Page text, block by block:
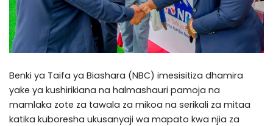
Benki ya Taifa ya Biashara (NBC) imesisitiza dhamira
yake ya kushirikiana na halmashauri pamoja na
mamlaka zote za tawala za mikoa na serikali za mitaa
katika kuboresha ukusanyaji wa mapato kwa njia za